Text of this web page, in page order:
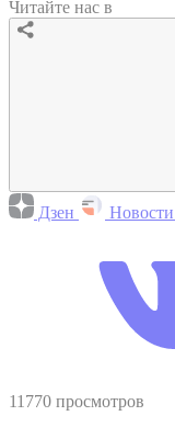
Читайте нас в
Дзен Новости
11770 просмотров